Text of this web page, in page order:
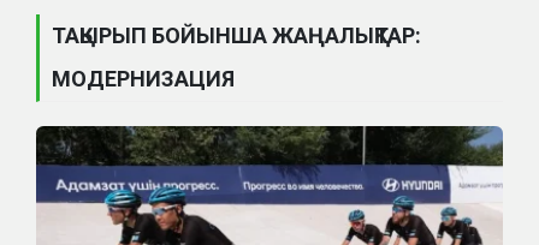
ТАҚЫРЫП БОЙЫНША ЖАҢАЛЫҚТАР:
МОДЕРНИЗАЦИЯ